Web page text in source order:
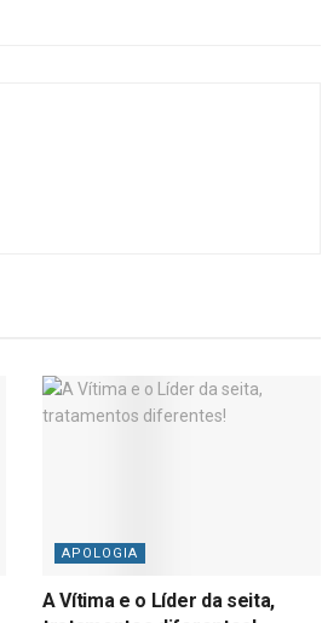
APOLOGIA
A Vítima e o Líder da seita,